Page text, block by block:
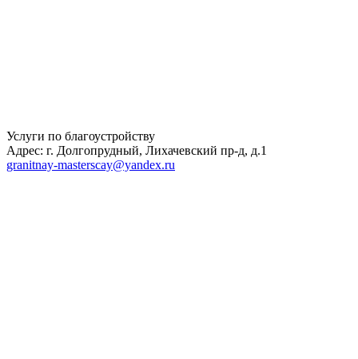
Услуги по благоустройству
Адрес: г. Долгопрудный, Лихачевский пр-д, д.1
granitnay-masterscay@yandex.ru